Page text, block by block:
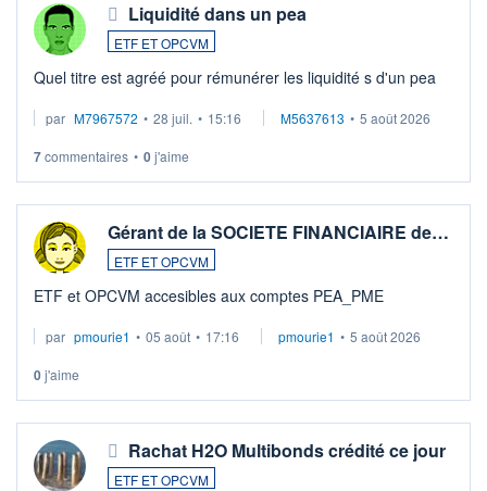
Liquidité dans un pea
ETF ET OPCVM
Quel titre est agréé pour rémunérer les liquidité s d'un pea
par M7967572 • 28 juil. • 15:16 M5637613 • 5 août 2026
7commentaires • 0j'aime
Gérant de la SOCIETE FINANCIAIRE de…
ETF ET OPCVM
ETF et OPCVM accesibles aux comptes PEA_PME
par pmourie1 • 05 août • 17:16 pmourie1 • 5 août 2026
0j'aime
Rachat H2O Multibonds crédité ce jour
ETF ET OPCVM